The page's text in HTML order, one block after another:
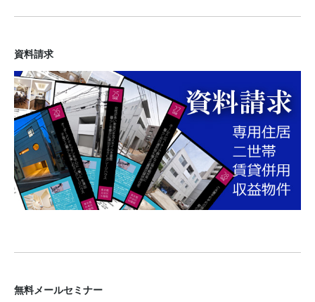
資料請求
無料メールセミナー